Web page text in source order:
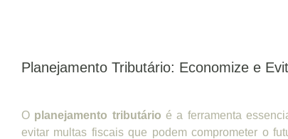
Planejamento Tributário: Economize e
O planejamento tributário é a ferramenta
evitar multas fiscais que podem comprometer o